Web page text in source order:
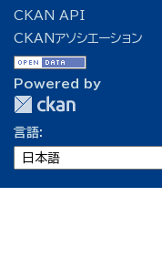
CKAN API
CKANアソシエーション
Powered by
言語